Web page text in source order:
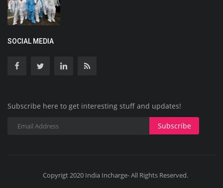
SOCIAL MEDIA
Subscribe here to get interesting stuff and updates!
Subscribe
Copyrigt 2020 India Incharge- All Rights Reserved.